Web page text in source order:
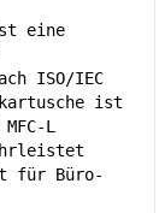
eine
ISO/IEC
ist
L
für Büro-